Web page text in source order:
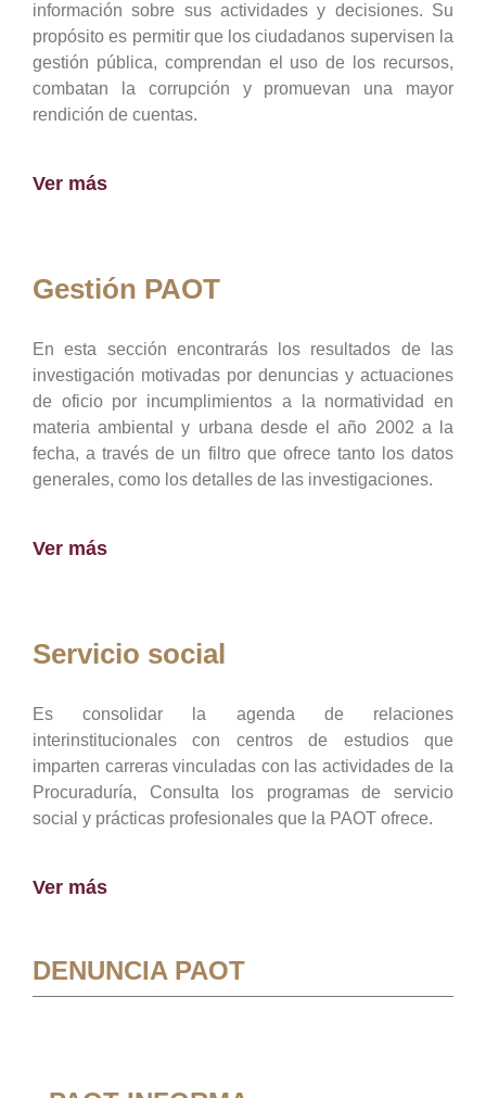
información sobre sus actividades y decisiones. Su
propósito es permitir que los ciudadanos supervisen la
gestión pública, comprendan el uso de los recursos,
combatan la corrupción y promuevan una mayor
rendición de cuentas.
Ver más
Gestión PAOT
En esta sección encontrarás los resultados de las
investigación motivadas por denuncias y actuaciones
de oficio por incumplimientos a la normatividad en
materia ambiental y urbana desde el año 2002 a la
fecha, a través de un filtro que ofrece tanto los datos
generales, como los detalles de las investigaciones.
Ver más
Servicio social
Es consolidar la agenda de relaciones
interinstitucionales con centros de estudios que
imparten carreras vinculadas con las actividades de la
Procuraduría, Consulta los programas de servicio
social y prácticas profesionales que la PAOT ofrece.
Ver más
DENUNCIA PAOT